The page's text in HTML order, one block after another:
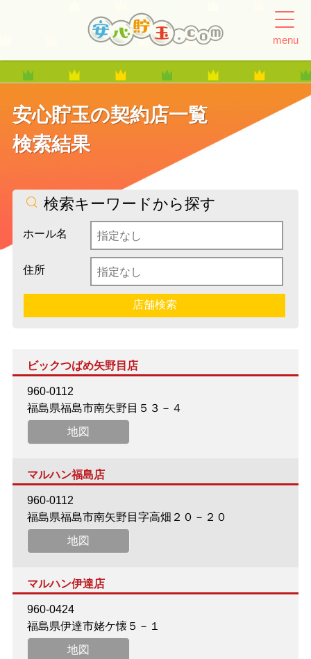
menu
安心貯玉の契約店一覧
検索結果
検索キーワードから探す
ホール名
住所
店舗検索
ビックつばめ矢野目店
960-0112
福島県福島市南矢野目５３－４
地図
マルハン福島店
960-0112
福島県福島市南矢野目字高畑２０－２０
地図
マルハン伊達店
960-0424
福島県伊達市姥ケ懐５－１
地図